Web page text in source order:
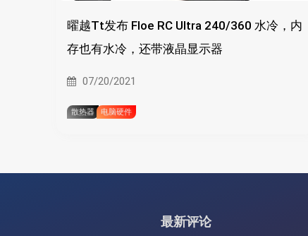
曜越Tt发布 Floe RC Ultra 240/360 水冷，内
存也有水冷，还带液晶显示器
07/20/2021
散热器 电脑硬件
最新评论